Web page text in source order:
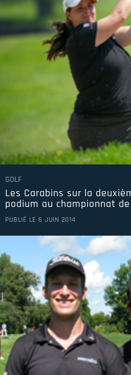
GOLF
Les Carabins sur la
podium au championnat
PUBLIÉ LE 6 JUIN 2014